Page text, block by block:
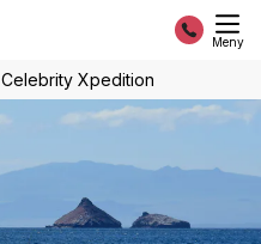
Meny
Celebrity Xpedition